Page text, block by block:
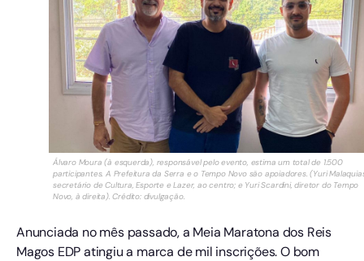
Álvaro Moura (à esquerda), responsável pelo evento, estima um total de 1.500
participantes. A Prefeitura da Serra e o Tempo Novo são apoiadores. (Yuri
secretário de Cultura, Esporte e Lazer, ao centro; e Yuri Scardini, diretor do Tempo
Novo, à direita). Crédito: divulgação.
Anunciada no mês passado, a Meia Maratona dos Reis
Magos EDP atingiu a marca de mil inscrições. O bom